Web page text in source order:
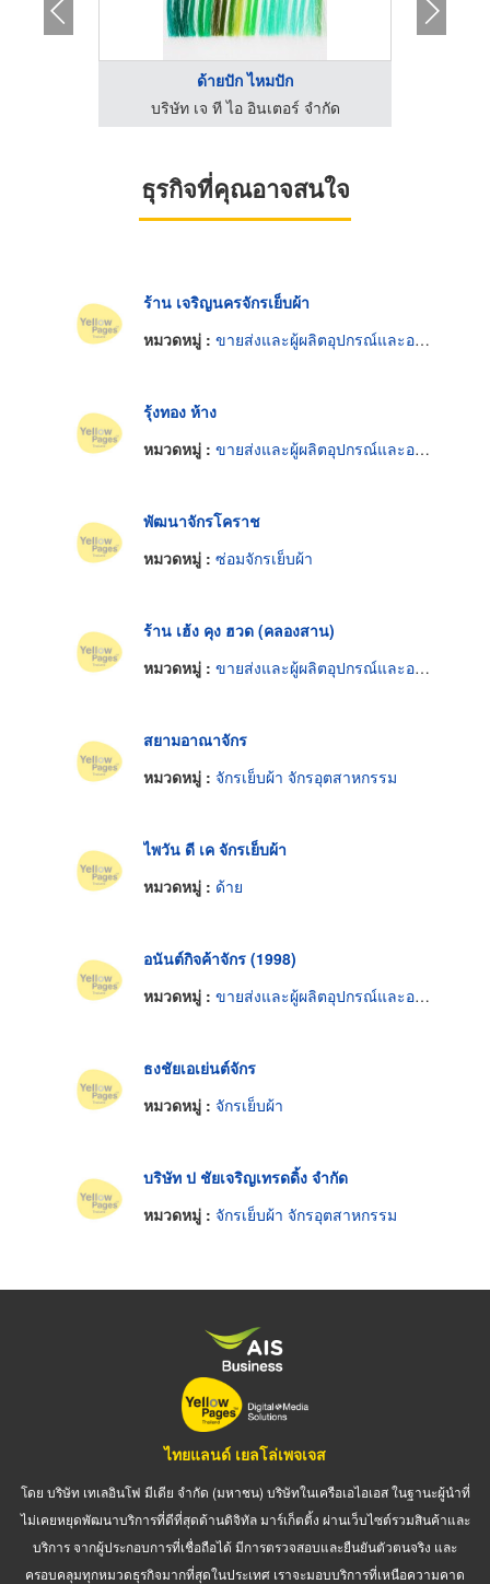
ด้ายปัก ไหมปัก
บริษัท เจ ที ไอ อินเตอร์ จำกัด
ธุรกิจที่คุณอาจสนใจ
ร้าน เจริญนครจักรเย็บผ้า
หมวดหมู่ : ขายส่งและผู้ผลิตอุปกรณ์และอะไหล่จักรเย็บผ้า
รุ้งทอง ห้าง
หมวดหมู่ : ขายส่งและผู้ผลิตอุปกรณ์และอะไหล่จักรเย็บผ้า
พัฒนาจักรโคราช
หมวดหมู่ : ซ่อมจักรเย็บผ้า
ร้าน เฮ้ง คุง ฮวด (คลองสาน)
หมวดหมู่ : ขายส่งและผู้ผลิตอุปกรณ์และอะไหล่จักรเย็บผ้า
สยามอาณาจักร
หมวดหมู่ : จักรเย็บผ้า จักรอุตสาหกรรม
ไพวัน ดี เค จักรเย็บผ้า
หมวดหมู่ : ด้าย
อนันต์กิจค้าจักร (1998)
หมวดหมู่ : ขายส่งและผู้ผลิตอุปกรณ์และอะไหล่จักรเย็บผ้า
ธงชัยเอเย่นต์จักร
หมวดหมู่ : จักรเย็บผ้า
บริษัท ป ชัยเจริญเทรดดิ้ง จำกัด
หมวดหมู่ : จักรเย็บผ้า จักรอุตสาหกรรม
ไทยแลนด์ เยลโล่เพจเจส
โดย บริษัท เทเลอินโฟ มีเดีย จำกัด (มหาชน) บริษัทในเครือเอไอเอส ในฐานะผู้นำที่
ไม่เคยหยุดพัฒนาบริการที่ดีที่สุดด้านดิจิทัล มาร์เก็ตติ้ง ผ่านเว็บไซต์รวมสินค้าและ
บริการ จากผู้ประกอบการที่เชื่อถือได้ มีการตรวจสอบและยืนยันตัวตนจริง และ
ครอบคลุมทุกหมวดธุรกิจมากที่สุดในประเทศ เราจะมอบบริการที่เหนือความคาด